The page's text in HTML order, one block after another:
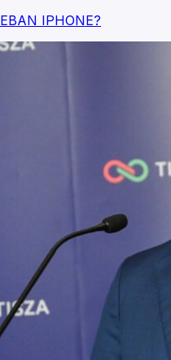
IPHONE?